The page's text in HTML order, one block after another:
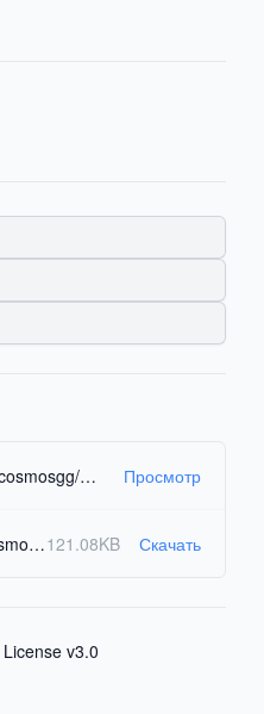
https://github.com/soycosmosgg/NimoGames.git#readme-ov-file Просмотр
git://github.com/soycosmosgg/NimoGames.git121.08KB Скачать
v3.0